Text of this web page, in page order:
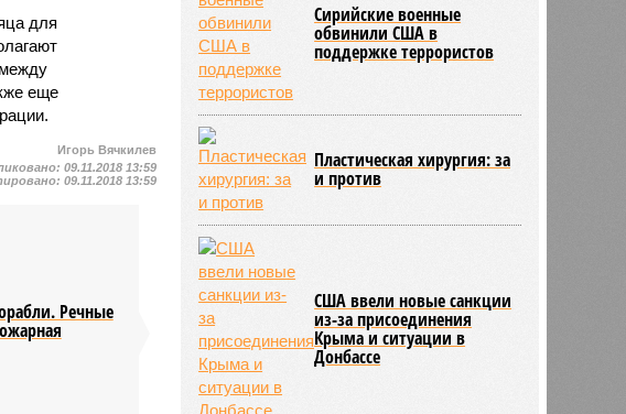
для
еще
Игорь Вячкилев
09.11.2018 13:59
09.11.2018 13:59
Речные
Сирийские военные
обвинили США в
поддержке террористов
Пластическая хирургия: за
и против
США ввели новые санкции
из-за присоединения
Крыма и ситуации в
Донбассе